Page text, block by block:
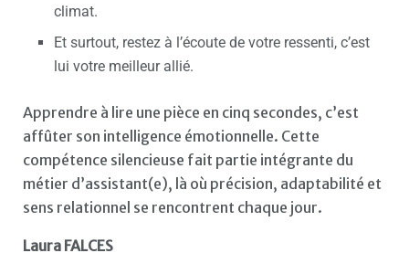
climat.
Et surtout, restez à l’écoute de votre ressenti, c’est
lui votre meilleur allié.
Apprendre à lire une pièce en cinq secondes, c’est
affûter son intelligence émotionnelle. Cette
compétence silencieuse fait partie intégrante du
métier d’assistant(e), là où précision, adaptabilité et
sens relationnel se rencontrent chaque jour.
Laura FALCES